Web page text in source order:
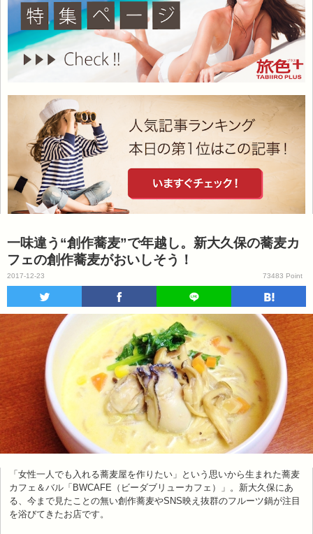
一味違う“創作蕎麦”で年越し。新大久保の蕎麦カ
フェの創作蕎麦がおいしそう！
2017-12-23 73483 Point
「女性一人でも入れる蕎麦屋を作りたい」という思いから生まれた蕎麦
カフェ＆バル「BWCAFE（ビーダブリューカフェ）」。新大久保にあ
る、今まで見たことの無い創作蕎麦やSNS映え抜群のフルーツ鍋が注目
を浴びてきたお店です。